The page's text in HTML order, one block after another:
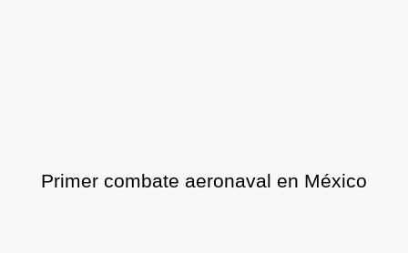
Primer combate aeronaval en México